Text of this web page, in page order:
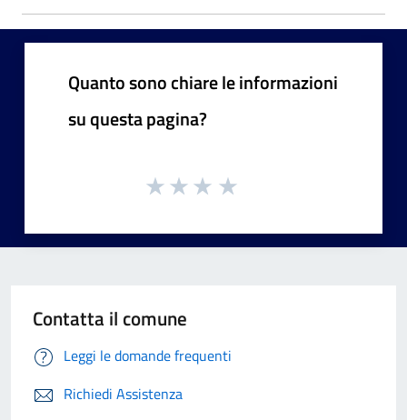
Quanto sono chiare le informazioni
su questa pagina?
Contatta il comune
Leggi le domande frequenti
Richiedi Assistenza